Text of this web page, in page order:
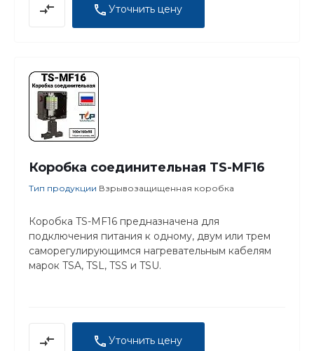
Уточнить цену
Коробка соединительная TS-MF16
Тип продукции Взрывозащищенная коробка
Коробка TS-MF16 предназначена для
подключения питания к одному, двум или трем
саморегулирующимся нагревательным кабелям
марок TSA, TSL, TSS и TSU.
Уточнить цену